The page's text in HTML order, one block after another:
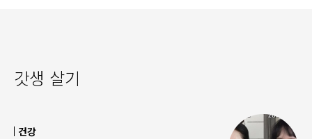
갓생 살기
건강